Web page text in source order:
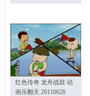
红色传奇 龙舟战鼓 动
画乐翻天 20110628